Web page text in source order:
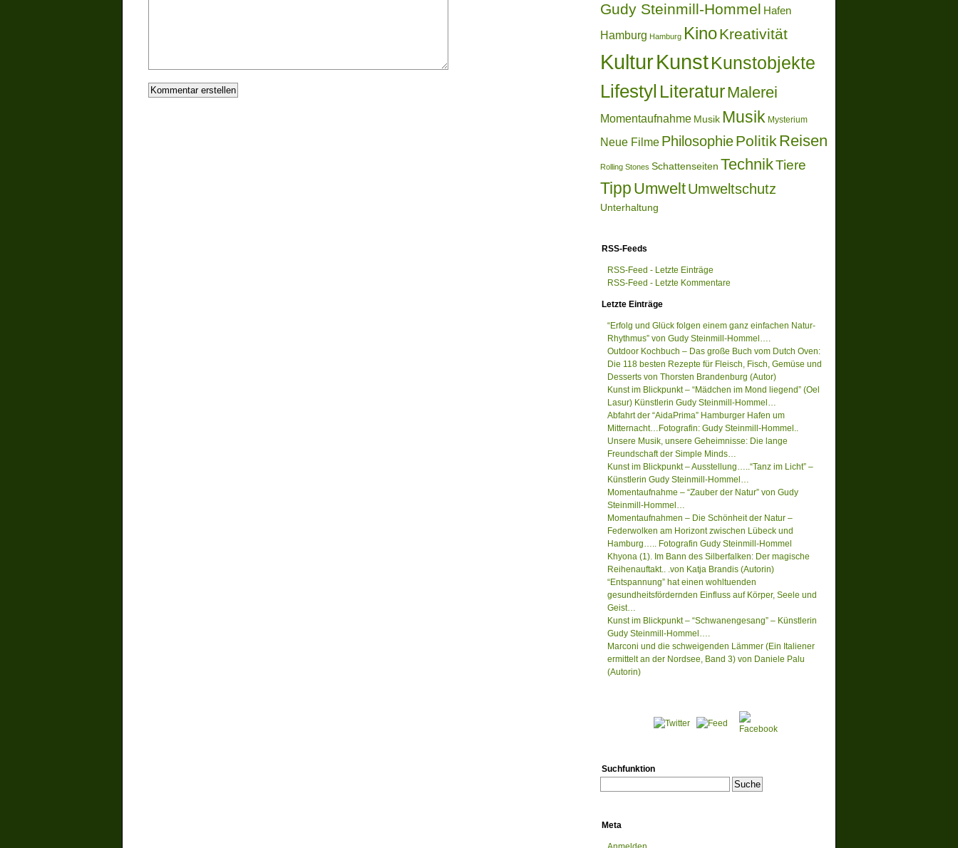
Gudy Steinmill-Hommel Hafen
Hamburg Hamburg KinoKreativität
KulturKunstKunstobjekte
Lifestyl LiteraturMalerei
Momentaufnahme Musik Musik Mysterium
Neue Filme PhilosophiePolitik Reisen
Rolling Stones Schattenseiten TechnikTiere
Tipp UmweltUmweltschutz
Unterhaltung
RSS-Feeds
RSS-Feed - Letzte Einträge
RSS-Feed - Letzte Kommentare
Letzte Einträge
“Erfolg und Glück folgen einem ganz einfachen Natur-
Rhythmus” von Gudy Steinmill-Hommel….
Outdoor Kochbuch – Das große Buch vom Dutch Oven:
Die 118 besten Rezepte für Fleisch, Fisch, Gemüse und
Desserts von Thorsten Brandenburg (Autor)
Kunst im Blickpunkt – “Mädchen im Mond liegend” (Oel
Lasur) Künstlerin Gudy Steinmill-Hommel…
Abfahrt der “AidaPrima” Hamburger Hafen um
Mitternacht…Fotografin: Gudy Steinmill-Hommel..
Unsere Musik, unsere Geheimnisse: Die lange
Freundschaft der Simple Minds…
Kunst im Blickpunkt – Ausstellung…..“Tanz im Licht” –
Künstlerin Gudy Steinmill-Hommel…
Momentaufnahme – “Zauber der Natur” von Gudy
Steinmill-Hommel…
Momentaufnahmen – Die Schönheit der Natur –
Federwolken am Horizont zwischen Lübeck und
Hamburg….. Fotografin Gudy Steinmill-Hommel
Khyona (1). Im Bann des Silberfalken: Der magische
Reihenauftakt.. .von Katja Brandis (Autorin)
“Entspannung” hat einen wohltuenden
gesundheitsfördernden Einfluss auf Körper, Seele und
Geist…
Kunst im Blickpunkt – “Schwanengesang” – Künstlerin
Gudy Steinmill-Hommel….
Marconi und die schweigenden Lämmer (Ein Italiener
ermittelt an der Nordsee, Band 3) von Daniele Palu
(Autorin)
Suchfunktion
Meta